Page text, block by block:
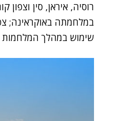
רוסיה, איראן, סין
במלחמתה באוקראינה;
שימוש במהלך המלחמות